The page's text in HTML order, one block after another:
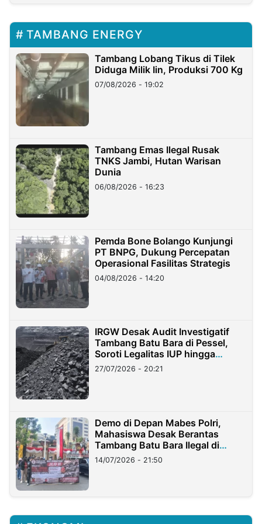
TAMBANG ENERGY
Tambang Lobang Tikus di Tilek
Diduga Milik Iin, Produksi 700 Kg
07/08/2026 - 19:02
Tambang Emas Ilegal Rusak
TNKS Jambi, Hutan Warisan
Dunia
06/08/2026 - 16:23
Pemda Bone Bolango Kunjungi
PT BNPG, Dukung Percepatan
Operasional Fasilitas Strategis
04/08/2026 - 14:20
IRGW Desak Audit Investigatif
Tambang Batu Bara di Pessel,
Soroti Legalitas IUP hingga
Stockpile
27/07/2026 - 20:21
Demo di Depan Mabes Polri,
Mahasiswa Desak Berantas
Tambang Batu Bara Ilegal di
Lampung
14/07/2026 - 21:50